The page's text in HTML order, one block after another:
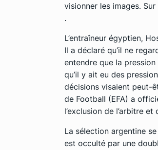
visionner les images.
.
L’entraîneur égyptien,
Il a déclaré qu’il ne
entendre que la pression
qu’il y ait eu des
décisions visaient peut-
de Football (EFA) a
l’exclusion de l’arbitre
La sélection argentine
est occulté par une